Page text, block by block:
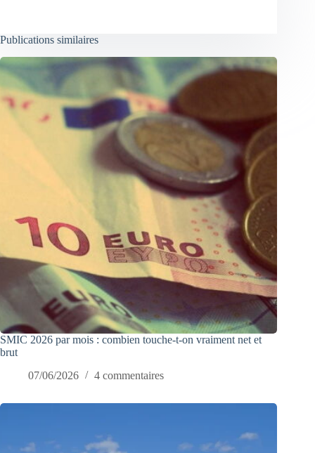
Publications similaires
SMIC 2026 par mois : combien touche-t-on vraiment net et
brut
07/06/2026
4 commentaires